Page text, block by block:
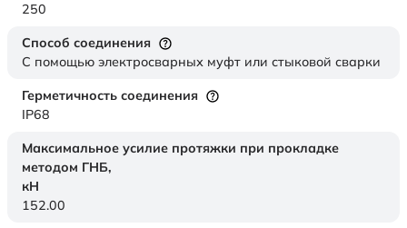
250
Способ соединения
С помощью электросварных муфт или стыковой сварки
Герметичность соединения
IP68
Максимальное усилие протяжки при прокладке
методом ГНБ,
кН
152.00